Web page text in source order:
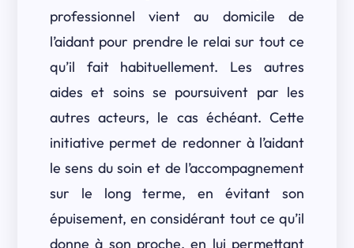
professionnel vient au domicile de
l’aidant pour prendre le relai sur tout ce
qu’il fait habituellement. Les autres
aides et soins se poursuivent par les
autres acteurs, le cas échéant. Cette
initiative permet de redonner à l’aidant
le sens du soin et de l’accompagnement
sur le long terme, en évitant son
épuisement, en considérant tout ce qu’il
donne à son proche, en lui permettant